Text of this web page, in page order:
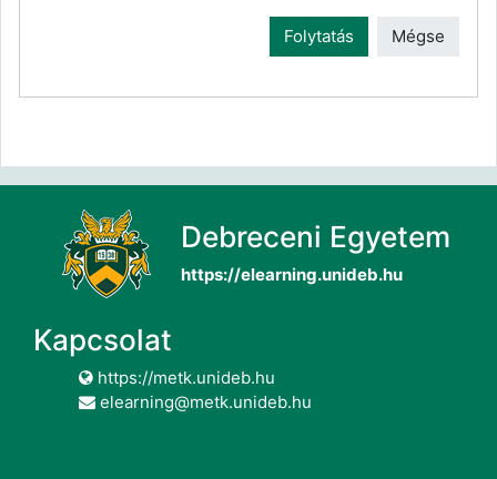
Folytatás Mégse
Debreceni Egyetem
https://elearning.unideb.hu
Kapcsolat
https://metk.unideb.hu
elearning@metk.unideb.hu